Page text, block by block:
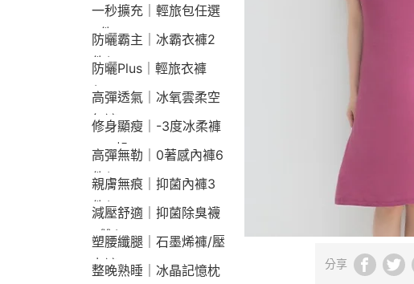
感內褲
一秒擴充｜輕旅包任選
2件2190
防曬霸主｜冰霸衣褲2
件$1790
防曬Plus｜輕旅衣褲
$2190
高彈透氣｜冰氧雲柔空
氣褲
修身顯瘦｜-3度冰柔褲
790起
高彈無勒｜0著感內褲6
件$1290
親膚無痕｜抑菌內褲3
件$790
減壓舒適｜抑菌除臭襪
3雙$660
塑腰纖腿｜石墨烯褲/壓
力褲
整晚熟睡｜冰晶記憶枕
分享